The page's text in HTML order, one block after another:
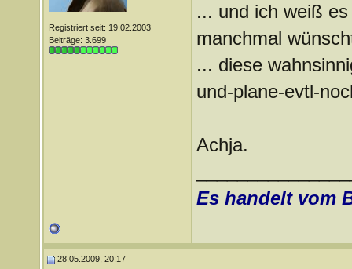
Registriert seit: 19.02.2003
Beiträge: 3.699
... und ich weiß
manchmal
... diese
und-plane-evtl-
Achja.
Es handelt vom
28.05.2009, 20:17